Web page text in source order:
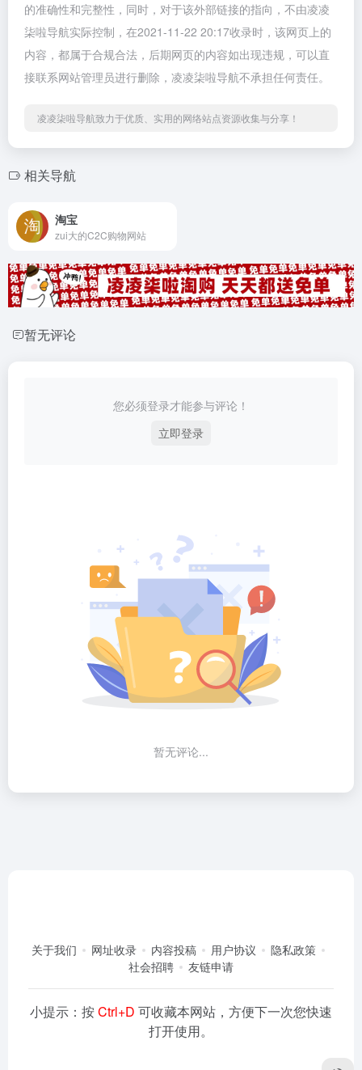
的准确性和完整性，同时，对于该外部链接的指向，不由凌凌
柒啦导航实际控制，在2021-11-22 20:17收录时，该网页上的
内容，都属于合规合法，后期网页的内容如出现违规，可以直
接联系网站管理员进行删除，凌凌柒啦导航不承担任何责任。
凌凌柒啦导航致力于优质、实用的网络站点资源收集与分享！
相关导航
淘宝
zui大的C2C购物网站
暂无评论
您必须登录才能参与评论！
立即登录
暂无评论...
关于我们 网址收录 内容投稿 用户协议
隐私政策
社会招聘
友链申请
小提示：按Ctrl+D 可收藏本网站，方便下一次您快速
打开使用。